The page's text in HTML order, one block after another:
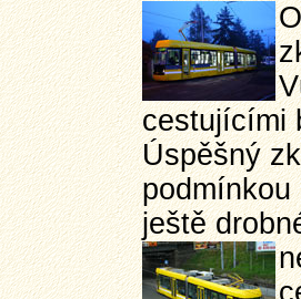
cestujícími
Úspěšný
ještě